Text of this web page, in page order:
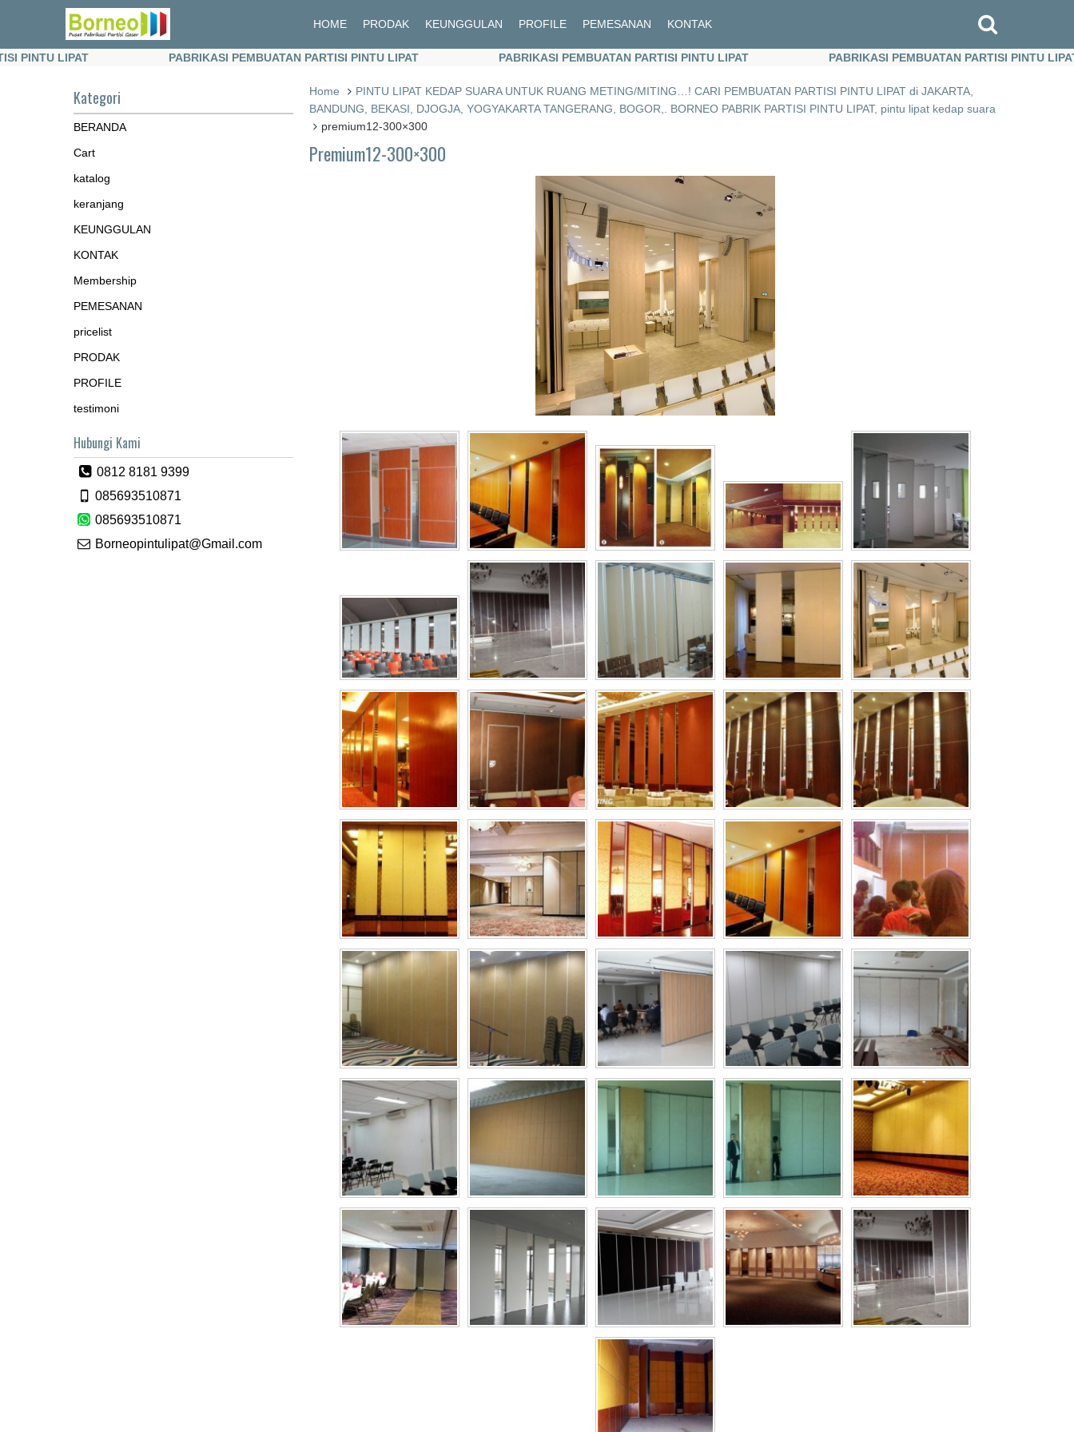
HOME PRODAK KEUNGGULAN PROFILE PEMESANAN KONTAK
LIPAT PABRIKASI PEMBUATAN PARTISI PINTU LIPAT PABRIKASI PEMBUATAN PARTISI PINTU LIPAT
PABRIKASI PEMBUATAN PARTISI PINTU LIPAT
Home
PINTU LIPAT KEDAP SUARA UNTUK RUANG METING/MITING…! CARI PEMBUATAN PARTISI PINTU LIPAT di JAKARTA,
BANDUNG, BEKASI, DJOGJA, YOGYAKARTA TANGERANG, BOGOR,. BORNEO PABRIK PARTISI PINTU LIPAT, pintu lipat kedap suara
premium12-300×300
Premium12-300×300
Kategori
BERANDA
Cart
katalog
keranjang
KEUNGGULAN
KONTAK
Membership
PEMESANAN
pricelist
PRODAK
PROFILE
testimoni
Hubungi Kami
0812 8181 9399
085693510871
085693510871
Borneopintulipat@Gmail.com